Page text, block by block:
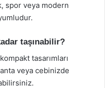
spor veya modern
taşınabilir?
tasarımları
veya cebinizde